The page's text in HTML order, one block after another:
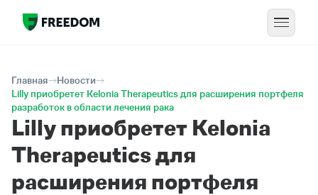
Главная
Новости
Lilly приобретет Kelonia Therapeutics для расширения портфеля
разработок в области лечения рака
Lilly приобретет Kelonia
Therapeutics для
расширения портфеля